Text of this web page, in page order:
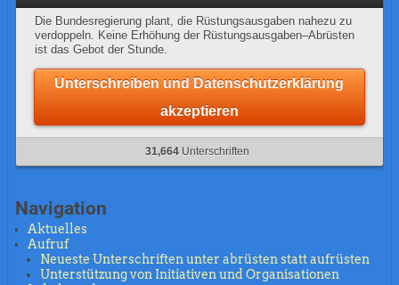
Die Bundesregierung plant, die Rüstungsausgaben nahezu zu
verdoppeln. Keine Erhöhung der Rüstungsausgaben–Abrüsten
ist das Gebot der Stunde.
Unterschreiben und Datenschutzerklärung
akzeptieren
31,664 Unterschriften
Navigation
Aktuelles
Aufruf
Neueste Unterschriften unter abrüsten statt aufrüsten
Unterstützung von Initiativen und Organisationen